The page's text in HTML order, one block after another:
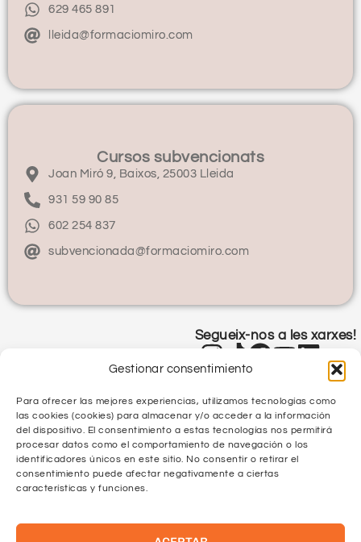
Gestionar consentimiento
Para ofrecer las mejores experiencias, utilizamos tecnologías como
las cookies (cookies) para almacenar y/o acceder a la información
del dispositivo. El consentimiento a estas tecnologías nos permitirá
procesar datos como el comportamiento de navegación o los
identificadores únicos en este sitio. No consentir o retirar el
consentimiento puede afectar negativamente a ciertas
características y funciones.
629 465 891
lleida@formaciomiro.com
Cursos subvencionats
Joan Miró 9, Baixos, 25003 Lleida
931 59 90 85
602 254 837
subvencionada@formaciomiro.com
Segueix-nos a les xarxes!
Política de Privacitat
Política de Qualitat